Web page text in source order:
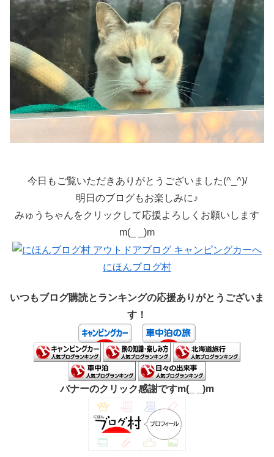
今日もご覧いただきありがとうございました(^_^)/
明日のブログもお楽しみに♪
みゅうちゃんをクリックして応援よろしくお願いします
m(_ _)m
にほんブログ村
いつもブログ購読とランキングの応援ありがとうございま
す！
バナーのクリック感謝ですm(_ _)m